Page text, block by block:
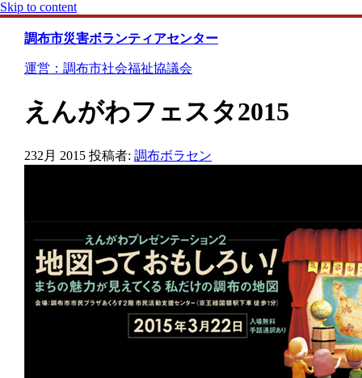
Skip to content
調布市災害ボランティアセンター
運営：調布市社会福祉協議会
えんがわフェスタ2015
232月 2015 投稿者: 調布ボラセン